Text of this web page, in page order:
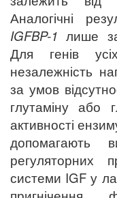
Аналогічні
IGFBP-1лише
Для генів
незалежність
за умов
глутаміну або
активності
допомагають
регуляторних
системи IGF у